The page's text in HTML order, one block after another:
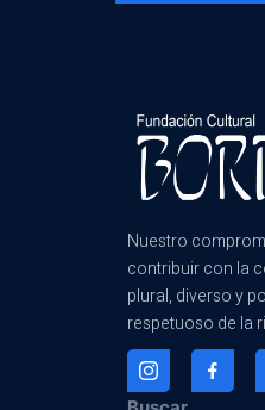
Nuestro
contribuir con la
plural, diverso y
respetuoso de la